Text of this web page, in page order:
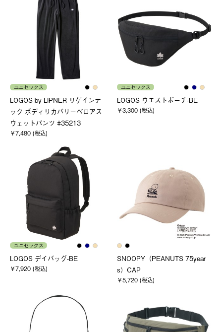
ユニセックス
LOGOS by LIPNER リゲインテ
ック ボディリカバリーベロアス
ウェットパンツ #35213
￥7,480 (税込)
ユニセックス
LOGOS ウエストポーチ-BE
￥3,300 (税込)
ユニセックス
LOGOS デイバッグ-BE
￥7,920 (税込)
SNOOPY（PEANUTS 75year
s）CAP
￥5,720 (税込)